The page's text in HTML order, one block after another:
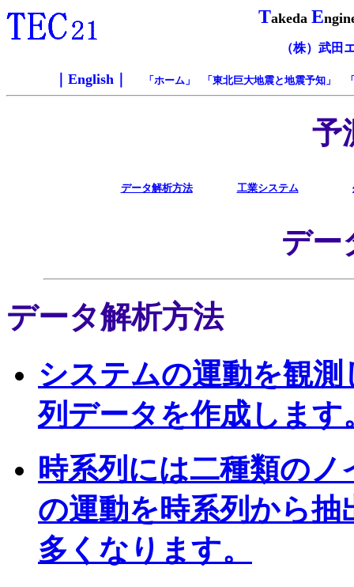
Takeda E
（株）武
English 「 ホーム 」 「 東北巨大地震と地震予知 」
予
データ解析方法 工業システム
デー
データ解析方法
システムの運動を観
列データを作成します
時系列には二種類の
の運動を時系列から
多くなります。